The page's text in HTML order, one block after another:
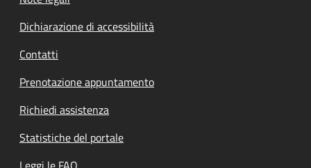
Dichiarazione di accessibilità
Contatti
Prenotazione appuntamento
Richiedi assistenza
Statistiche del portale